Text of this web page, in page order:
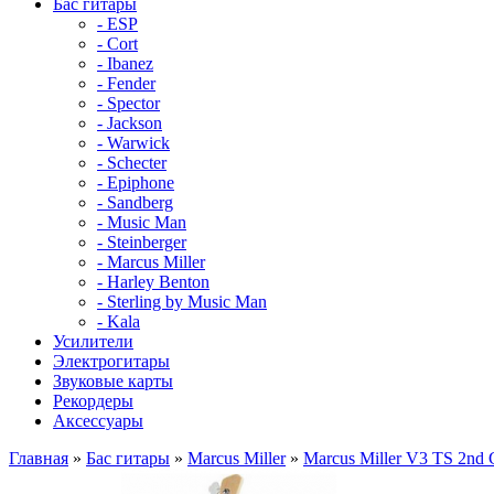
Бас гитары
- ESP
- Cort
- Ibanez
- Fender
- Spector
- Jackson
- Warwick
- Schecter
- Epiphone
- Sandberg
- Music Man
- Steinberger
- Marcus Miller
- Harley Benton
- Sterling by Music Man
- Kala
Усилители
Электрогитары
Звуковые карты
Рекордеры
Аксессуары
Главная » Бас гитары » Marcus Miller» Marcus Miller V3 TS 2nd